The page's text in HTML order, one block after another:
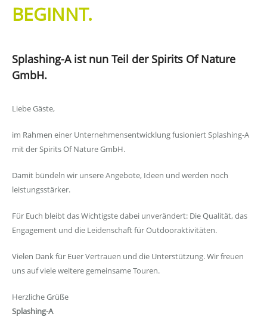
BEGINNT.
Splashing-A ist nun Teil der Spirits Of Nature
GmbH.
Liebe Gäste,
im Rahmen einer Unternehmensentwicklung fusioniert Splashing-A
mit der Spirits Of Nature GmbH.
Damit bündeln wir unsere Angebote, Ideen und werden noch
leistungsstärker.
Für Euch bleibt das Wichtigste dabei unverändert: Die Qualität, das
Engagement und die Leidenschaft für Outdooraktivitäten.
Vielen Dank für Euer Vertrauen und die Unterstützung. Wir freuen
uns auf viele weitere gemeinsame Touren.
Herzliche Grüße
Splashing-A